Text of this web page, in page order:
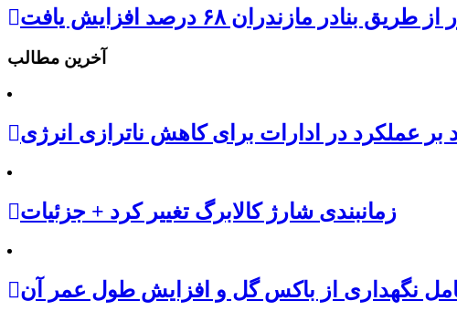
مازندران ۶۸ درصد افزایش یافت
آخرین مطالب
عملکرد در ادارات برای کاهش ناترازی انرژی
زمانبندی شارژ کالابرگ تغییر کرد + جزئیات
نگهداری از باکس گل و افزایش طول عمر آن